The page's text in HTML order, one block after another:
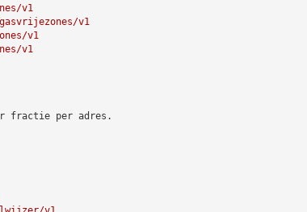
v1
v1
v1
v1
fractie per adres.